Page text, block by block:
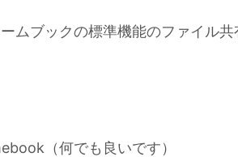
ムブックの標準機能のファイル
（何でも良いです）